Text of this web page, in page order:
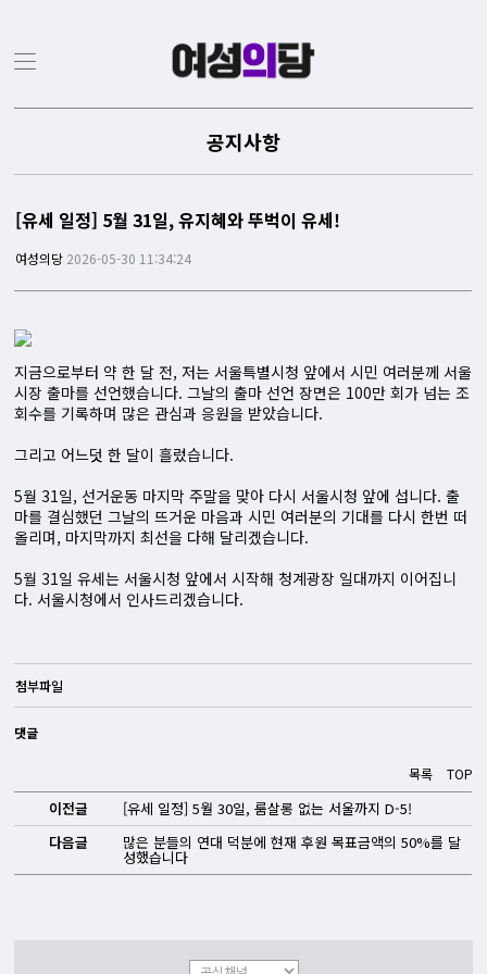
공지사항
[유세 일정] 5월 31일, 유지혜와 뚜벅이 유세!
여성의당 2026-05-30 11:34:24
지금으로부터 약 한 달 전, 저는 서울특별시청 앞에서 시민 여러분께 서울
시장 출마를 선언했습니다. 그날의 출마 선언 장면은 100만 회가 넘는 조
회수를 기록하며 많은 관심과 응원을 받았습니다.
그리고 어느덧 한 달이 흘렀습니다.
5월 31일, 선거운동 마지막 주말을 맞아 다시 서울시청 앞에 섭니다. 출
마를 결심했던 그날의 뜨거운 마음과 시민 여러분의 기대를 다시 한번 떠
올리며, 마지막까지 최선을 다해 달리겠습니다.
5월 31일 유세는 서울시청 앞에서 시작해 청계광장 일대까지 이어집니
다. 서울시청에서 인사드리겠습니다.
첨부파일
댓글
목록 TOP
이전글
[유세 일정] 5월 30일, 룸살롱 없는 서울까지 D-5!
다음글
많은 분들의 연대 덕분에 현재 후원 목표금액의 50%를 달
성했습니다